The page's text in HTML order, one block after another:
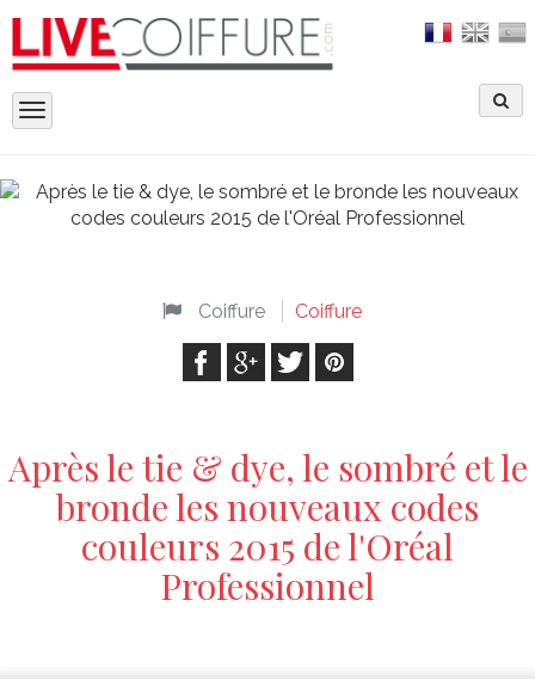
Toggle
Coiffure Coiffure
Après le tie & dye, le sombré et le
bronde les nouveaux codes
couleurs 2015 de l'Oréal
Professionnel